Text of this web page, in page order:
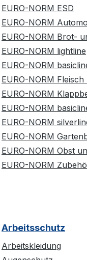
EURO-NORM ESD
EURO-NORM
EURO-NORM Brot-
EURO-NORM lightline
EURO-NORM
EURO-NORM
EURO-NORM
EURO-NORM
EURO-NORM
EURO-NORM
EURO-NORM Obst
EURO-NORM
Arbeitsschutz
Arbeitskleidung